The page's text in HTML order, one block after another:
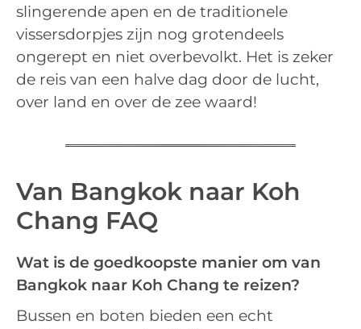
slingerende apen en de traditionele
vissersdorpjes zijn nog grotendeels
ongerept en niet overbevolkt. Het is zeker
de reis van een halve dag door de lucht,
over land en over de zee waard!
Van Bangkok naar Koh
Chang FAQ
Wat is de goedkoopste manier om van
Bangkok naar Koh Chang te reizen?
Bussen en boten bieden een echt